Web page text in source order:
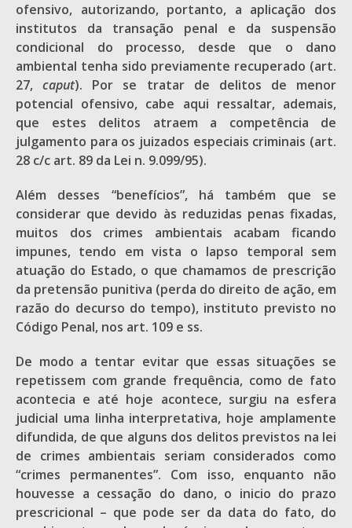
ofensivo, autorizando, portanto, a aplicação dos
institutos da transação penal e da suspensão
condicional do processo, desde que o dano
ambiental tenha sido previamente recuperado (art.
27,caput). Por se tratar de delitos de menor
potencial ofensivo, cabe aqui ressaltar, ademais,
que estes delitos atraem a competência de
julgamento para os juizados especiais criminais (art.
28 c/c art. 89 da Lei n. 9.099/95).
Além desses “benefícios”, há também que se
considerar que devido às reduzidas penas fixadas,
muitos dos crimes ambientais acabam ficando
impunes, tendo em vista o lapso temporal sem
atuação do Estado, o que chamamos de prescrição
da pretensão punitiva (perda do direito de ação, em
razão do decurso do tempo), instituto previsto no
Código Penal, nos art. 109 e ss.
De modo a tentar evitar que essas situações se
repetissem com grande frequência, como de fato
acontecia e até hoje acontece, surgiu na esfera
judicial uma linha interpretativa, hoje amplamente
difundida, de que alguns dos delitos previstos na lei
de crimes ambientais seriam considerados como
“crimes permanentes”. Com isso, enquanto não
houvesse a cessação do dano, o inicio do prazo
prescricional – que pode ser da data do fato, do